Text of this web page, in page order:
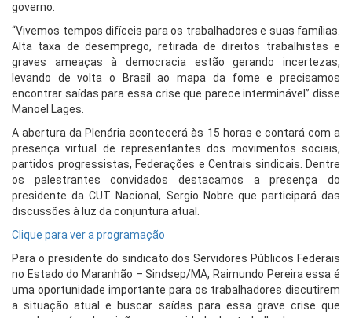
governo.
“Vivemos tempos difíceis para os trabalhadores e suas famílias.
Alta taxa de desemprego, retirada de direitos trabalhistas e
graves ameaças à democracia estão gerando incertezas,
levando de volta o Brasil ao mapa da fome e precisamos
encontrar saídas para essa crise que parece interminável” disse
Manoel Lages.
A abertura da Plenária acontecerá às 15 horas e contará com a
presença virtual de representantes dos movimentos sociais,
partidos progressistas, Federações e Centrais sindicais. Dentre
os palestrantes convidados destacamos a presença do
presidente da CUT Nacional, Sergio Nobre que participará das
discussões à luz da conjuntura atual.
Clique para ver a programação
Para o presidente do sindicato dos Servidores Públicos Federais
no Estado do Maranhão – Sindsep/MA, Raimundo Pereira essa é
uma oportunidade importante para os trabalhadores discutirem
a situação atual e buscar saídas para essa grave crise que